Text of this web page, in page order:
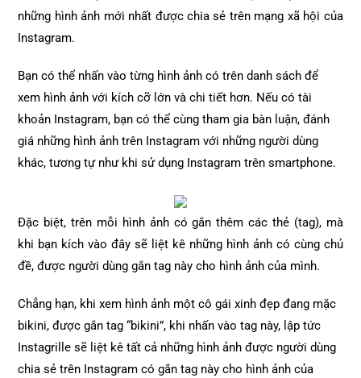
những hình ảnh mới nhất được chia sẻ trên mạng xã hội của
Instagram.
Bạn có thể nhấn vào từng hình ảnh có trên danh sách để
xem hình ảnh với kích cỡ lớn và chi tiết hơn. Nếu có tài
khoản Instagram, bạn có thể cùng tham gia bàn luận, đánh
giá những hình ảnh trên Instagram với những người dùng
khác, tương tự như khi sử dụng Instagram trên smartphone.
Đặc biệt, trên mỗi hình ảnh có gắn thêm các thẻ (tag), mà
khi bạn kích vào đây sẽ liệt kê những hình ảnh có cùng chủ
đề, được người dùng gắn tag này cho hình ảnh của mình.
Chẳng hạn, khi xem hình ảnh một cô gái xinh đẹp đang mặc
bikini, được gắn tag “bikini”, khi nhấn vào tag này, lập tức
Instagrille sẽ liệt kê tất cả những hình ảnh được người dùng
chia sẻ trên Instagram có gắn tag này cho hình ảnh của